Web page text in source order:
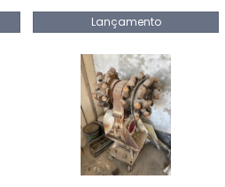
Lançamento